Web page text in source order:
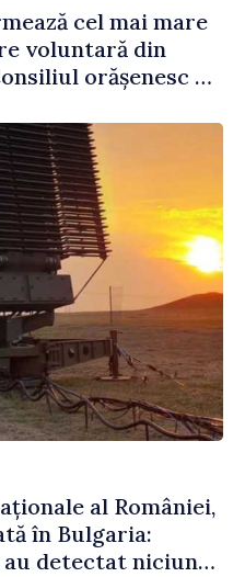
cel mai mare
voluntară din
orășenesc a
al României,
în Bulgaria:
au detectat niciun